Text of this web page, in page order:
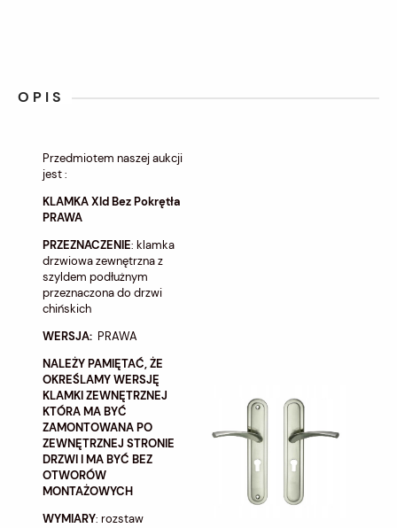
OPIS
Przedmiotem naszej aukcji
jest :
KLAMKA Xld Bez Pokrętła
PRAWA
PRZEZNACZENIE: klamka
drzwiowa zewnętrzna z
szyldem podłużnym
przeznaczona do drzwi
chińskich
WERSJA: PRAWA
NALEŻY PAMIĘTAĆ, ŻE
OKREŚLAMY WERSJĘ
KLAMKI ZEWNĘTRZNEJ
KTÓRA MA BYĆ
ZAMONTOWANA PO
ZEWNĘTRZNEJ STRONIE
DRZWI I MA BYĆ BEZ
OTWORÓW
MONTAŻOWYCH
WYMIARY: rozstaw